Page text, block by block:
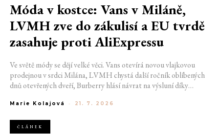
Móda v kostce: Vans v Miláně,
LVMH zve do zákulisí a EU tvrdě
zasahuje proti AliExpressu
Ve světě módy se dějí velké věci. Vans otevírá novou vlajkovou
prodejnou v srdci Milána, LVMH chystá další ročník oblíbených
dnů otevřených dveří, Burberry hlásí návrat na výsluní díky
AliExpress.
Marie Kolajová - 21. 7. 2026
ČLÁNEK